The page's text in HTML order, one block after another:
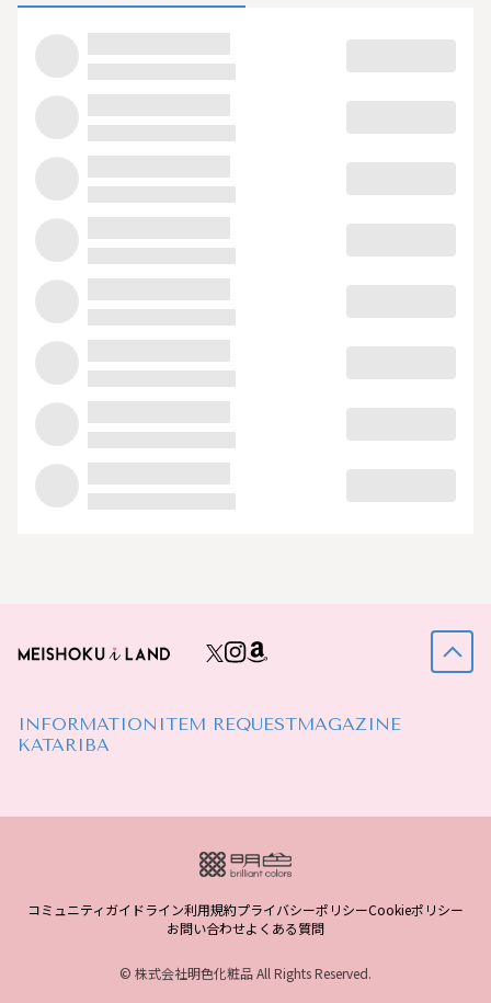
INFORMATION ITEM REQUESTMAGAZINE
KATARIBA
コミュニティガイドライン利用規約プライバシーポリシーCookieポリシー
お問い合わせよくある質問
© 株式会社明色化粧品 All Rights Reserved.